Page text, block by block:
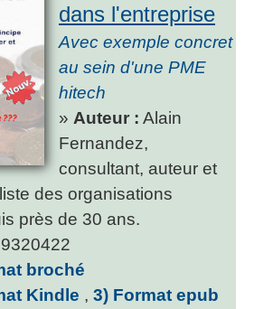
dans l'entreprise
Avec exemple concret
au sein d'une PME
hitech
» Auteur : Alain
Fernandez,
consultant, auteur et
des organisations
près de 30 ans.
broché
Kindle , 3) Format epub